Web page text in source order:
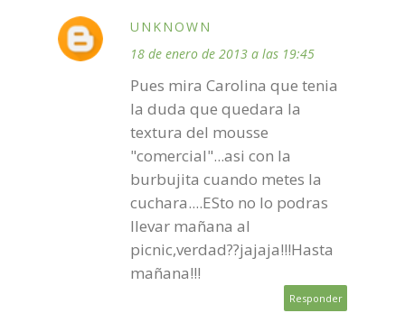
UNKNOWN
18 de enero de 2013 a las 19:45
Pues mira Carolina que tenia
la duda que quedara la
textura del mousse
"comercial"...asi con la
burbujita cuando metes la
cuchara....ESto no lo podras
llevar mañana al
picnic,verdad??jajaja!!!Hasta
mañana!!!
Responder